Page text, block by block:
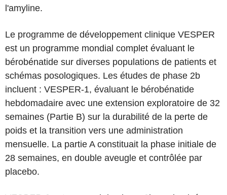
l'amyline.
Le programme de développement clinique VESPER
est un programme mondial complet évaluant le
bérobénatide sur diverses populations de patients et
schémas posologiques. Les études de phase 2b
incluent : VESPER-1, évaluant le bérobénatide
hebdomadaire avec une extension exploratoire de 32
semaines (Partie B) sur la durabilité de la perte de
poids et la transition vers une administration
mensuelle. La partie A constituait la phase initiale de
28 semaines, en double aveugle et contrôlée par
placebo.